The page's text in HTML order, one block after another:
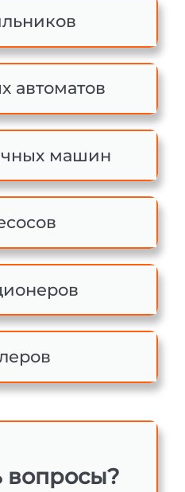
автоматов
машин
вопросы?